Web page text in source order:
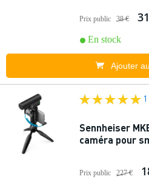
Prix public 38 €
En stock
Ajouter
Sennheiser
caméra pour
Prix public 227 €